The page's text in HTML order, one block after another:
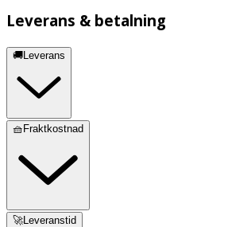
Leverans & betalning
🚚Leverans
🧺Fraktkostnad
🚀Leveranstid